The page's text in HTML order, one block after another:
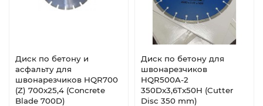
Диск по бетону и
асфальту для
швонарезчиков HQR700
(Z) 700x25,4 (Concrete
Blade 700D)
Диск по бетону для
швонарезчиков
HQR500A-2
350Dx3,6Tx50H (Cutter
Disc 350 mm)